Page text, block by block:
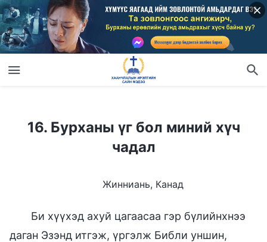
16. Бурханы үг бол миний хүч чадал
16. Бурханы үг бол миний хүч
чадал
Жинниань, Канад
Би хүүхэд ахуй цагаасаа гэр бүлийнхнээ
даган Эзэнд итгэж, үргэлж Библи уншин,